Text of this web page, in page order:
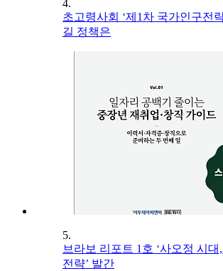
4.
초고령사회 ‘제1차 국가인구전
길 정책은
5.
브라보 리포트 1호 ‘사오정 시대
전략’ 발간